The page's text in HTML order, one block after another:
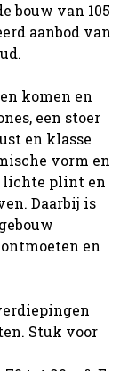
bouw van 105
aanbod van
komen en
een stoer
en klasse
vorm en
lichte plint en
Daarbij is
en
Stuk voor